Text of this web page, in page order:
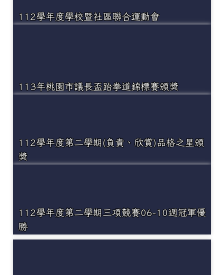
112學年度學校暨社區聯合運動會
113年桃園市議長盃跆拳道錦標賽頒獎
112學年度第二學期(負責、欣賞)品格之星頒
獎
112學年度第二學期三項競賽06-10週冠軍優
勝